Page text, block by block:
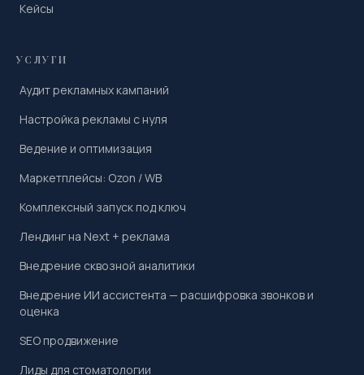
Кейсы
УСЛУГИ
Аудит рекламных кампаний
Настройка рекламы с нуля
Ведение и оптимизация
Маркетплейсы: Ozon / WB
Комплексный запуск под ключ
Лендинг на Next + реклама
Внедрение сквозной аналитики
Внедрение ИИ ассистента — расшифровка звонков и
оценка
SEO продвижение
Лиды для стоматологии